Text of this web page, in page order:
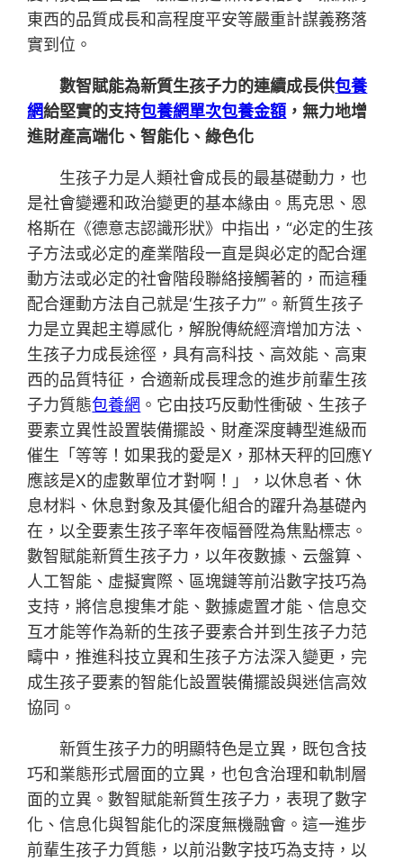
東西的品質成長和高程度平安等嚴重計謀義務落
實到位。
數智賦能為新質生孩子力的連續成長供包養
網給堅實的支持包養網單次包養金額 ，無力地增
進財產高端化、智能化、綠色化
生孩子力是人類社會成長的最基礎動力，也
是社會變遷和政治變更的基本緣由。馬克思、恩
格斯在《德意志認識形狀》中指出，“必定的生孩
子方法或必定的產業階段一直是與必定的配合運
動方法或必定的社會階段聯絡接觸著的，而這種
配合運動方法自己就是‘生孩子力’”。新質生孩子
力是立異起主導感化，解脫傳統經濟增加方法、
生孩子力成長途徑，具有高科技、高效能、高東
西的品質特征，合適新成長理念的進步前輩生孩
子力質態包養網 。它由技巧反動性衝破、生孩子
要素立異性設置裝備擺設、財產深度轉型進級而
催生「等等！如果我的愛是X，那林天秤的回應Y
應該是X的虛數單位才對啊！」，以休息者、休
息材料、休息對象及其優化組合的躍升為基礎內
在，以全要素生孩子率年夜幅晉陞為焦點標志。
數智賦能新質生孩子力，以年夜數據、云盤算、
人工智能、虛擬實際、區塊鏈等前沿數字技巧為
支持，將信息搜集才能、數據處置才能、信息交
互才能等作為新的生孩子要素合并到生孩子力范
疇中，推進科技立異和生孩子方法深入變更，完
成生孩子要素的智能化設置裝備擺設與迷信高效
協同。
新質生孩子力的明顯特色是立異，既包含技
巧和業態形式層面的立異，也包含治理和軌制層
面的立異。數智賦能新質生孩子力，表現了數字
化、信息化與智能化的深度無機融會。這一進步
前輩生孩子力質態，以前沿數字技巧為支持，以